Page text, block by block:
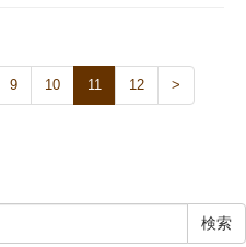
9 10 11 12 >